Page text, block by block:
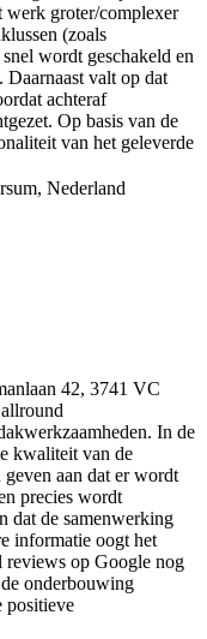
werk groter/complexer
(zoals
wordt geschakeld en
valt op dat
achteraf
Op basis van de
van het geleverde
Nederland
42, 3741 VC
In de
kwaliteit van de
aan dat er wordt
precies wordt
dat de samenwerking
informatie oogt het
reviews op Google nog
onderbouwing
positieve